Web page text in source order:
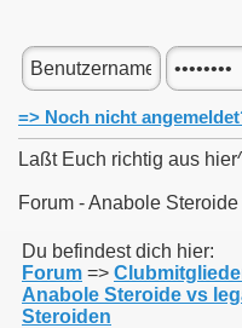
=> Noch nicht
Laßt Euch richtig aus
Forum - Anabole
Du befindest dich hier:
Forum =>
Anabole Steroide vs
Steroiden